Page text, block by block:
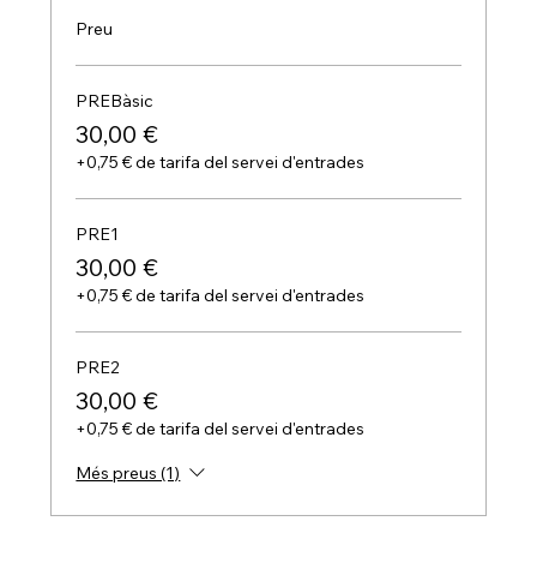
Preu
PREBàsic
30,00 €
+0,75 € de tarifa del servei d'entrades
PRE1
30,00 €
+0,75 € de tarifa del servei d'entrades
PRE2
30,00 €
+0,75 € de tarifa del servei d'entrades
Més preus (1)